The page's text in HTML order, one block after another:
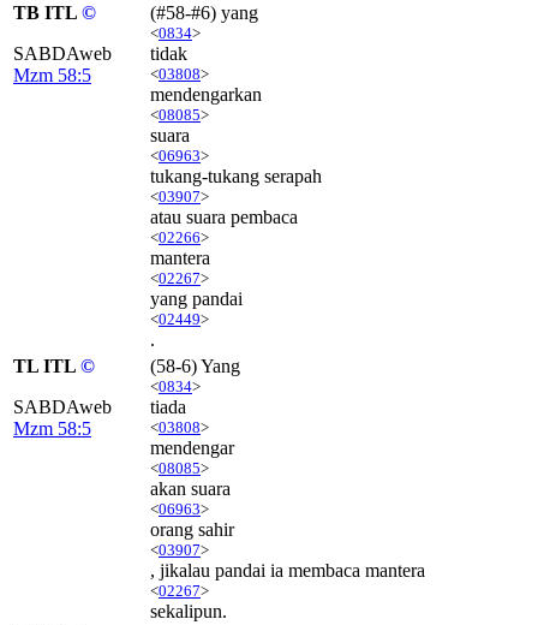
TB ITL ©
SABDAweb
Mzm 58:5
(#58-#6) yang
<0834>
tidak
<03808>
mendengarkan
<08085>
suara
<06963>
tukang-tukang serapah
<03907>
atau suara pembaca
<02266>
mantera
<02267>
yang pandai
<02449>
.
TL ITL ©
SABDAweb
Mzm 58:5
(58-6) Yang
<0834>
tiada
<03808>
mendengar
<08085>
akan suara
<06963>
orang sahir
<03907>
, jikalau pandai ia membaca mantera
<02267>
sekalipun.